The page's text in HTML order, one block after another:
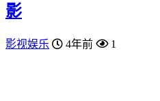
影
影视娱乐 4年前 1